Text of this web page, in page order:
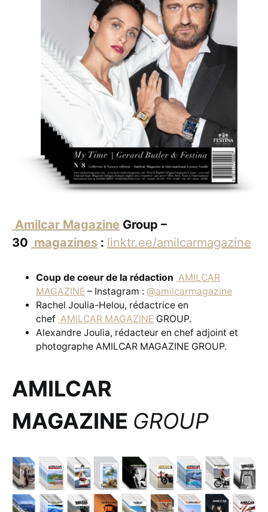
Amilcar Magazine Group –
30 magazines : linktr.ee/amilcarmagazine
Coup de coeur de la rédaction AMILCAR
MAGAZINE – Instagram : @amilcarmagazine
Rachel Joulia-Helou, rédactrice en
chef AMILCAR MAGAZINE GROUP.
Alexandre Joulia, rédacteur en chef adjoint et
photographe AMILCAR MAGAZINE GROUP.
AMILCAR
MAGAZINE GROUP